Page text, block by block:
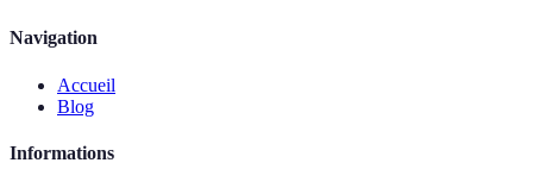
Navigation
Accueil
Blog
Informations